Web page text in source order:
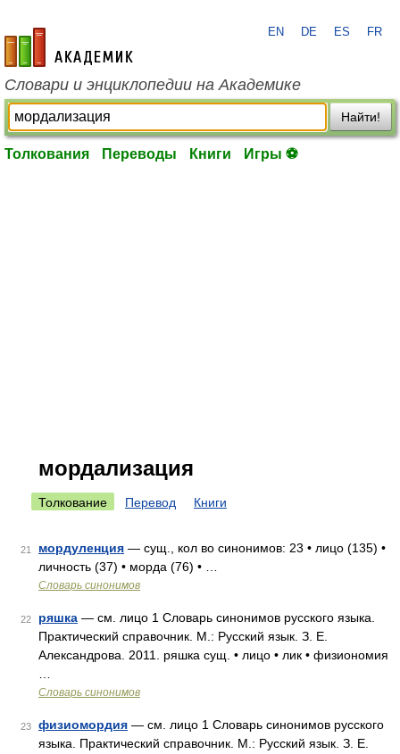
academic.ru
EN DE ES FR
Словари и энциклопедии на Академике
Найти!
Толкования Переводы Книги Игры ⚽
мордализация
Толкование Перевод Книги
21 мордуленция — сущ., кол во синонимов: 23 • лицо (135) •
личность (37) • морда (76) • …
Словарь синонимов
22 ряшка — см. лицо 1 Словарь синонимов русского языка.
Практический справочник. М.: Русский язык. З. Е.
Александрова. 2011. ряшка сущ. • лицо • лик • физиономия
Словарь синонимов
23 физиомордия — см. лицо 1 Словарь синонимов русского
языка. Практический справочник. М.: Русский язык. З. Е.